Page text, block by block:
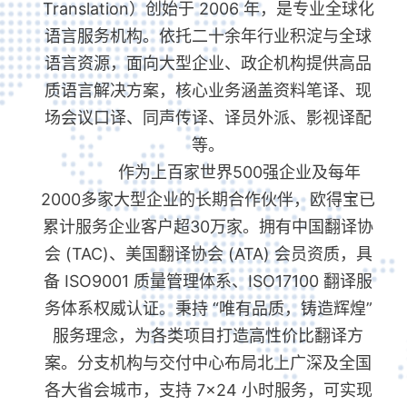
Translation）创始于 2006 年，是专业全球化
语言服务机构。依托二十余年行业积淀与全球
语言资源，面向大型企业、政企机构提供高品
质语言解决方案，核心业务涵盖资料笔译、现
场会议口译、同声传译、译员外派、影视译配
等。
ᅟᅠᅟᅠ作为上百家世界500强企业及每年
2000多家大型企业的长期合作伙伴，欧得宝已
累计服务企业客户超30万家。拥有中国翻译协
会 (TAC)、美国翻译协会 (ATA) 会员资质，具
备 ISO9001 质量管理体系、ISO17100 翻译服
务体系权威认证。秉持 “唯有品质，铸造辉煌”
服务理念，为各类项目打造高性价比翻译方
案。分支机构与交付中心布局北上广深及全国
各大省会城市，支持 7×24 小时服务，可实现